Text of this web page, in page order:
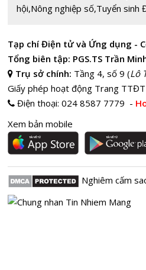
hội,Nông nghiệp số,Tuyển sinh
Tạp chí Điện tử và Ứng dụng -
Tổng biên tập: PGS.TS Trần
Trụ sở chính: Tầng 4, số 9 (Lô
Giấy phép hoạt động Trang
Điện thoại: 024 8587 7779 -
Xem bản mobile
Nghiêm cấm